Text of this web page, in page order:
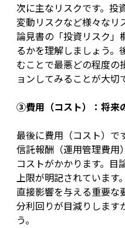
次に主なリスクです。投
変動リスクなど様々なリ
論見書の「投資リスク」
るかを理解しましょう。
むことで最悪どの程度の
ョンしてみることが大切
③費用（コスト）：将来
最後に費用（コスト）で
信託報酬（運用管理費用
コストがかかります。目
上限が明記されています
直接影響を与える重要な
分利回りが目減りします
う。